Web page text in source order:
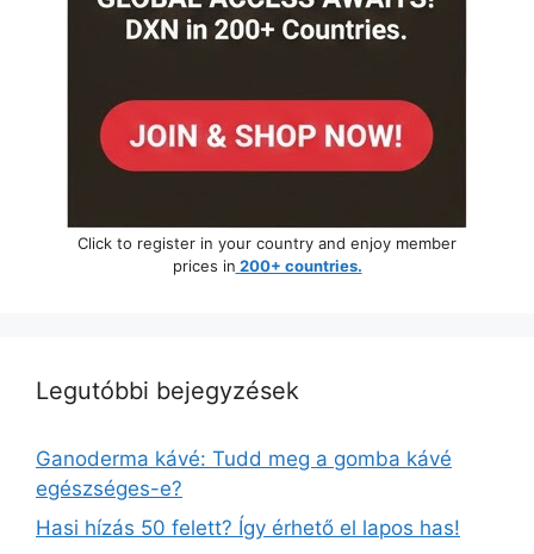
Click to register in your country and enjoy member
prices in 200+ countries.
Legutóbbi bejegyzések
Ganoderma kávé: Tudd meg a gomba kávé
egészséges-e?
Hasi hízás 50 felett? Így érhető el lapos has!